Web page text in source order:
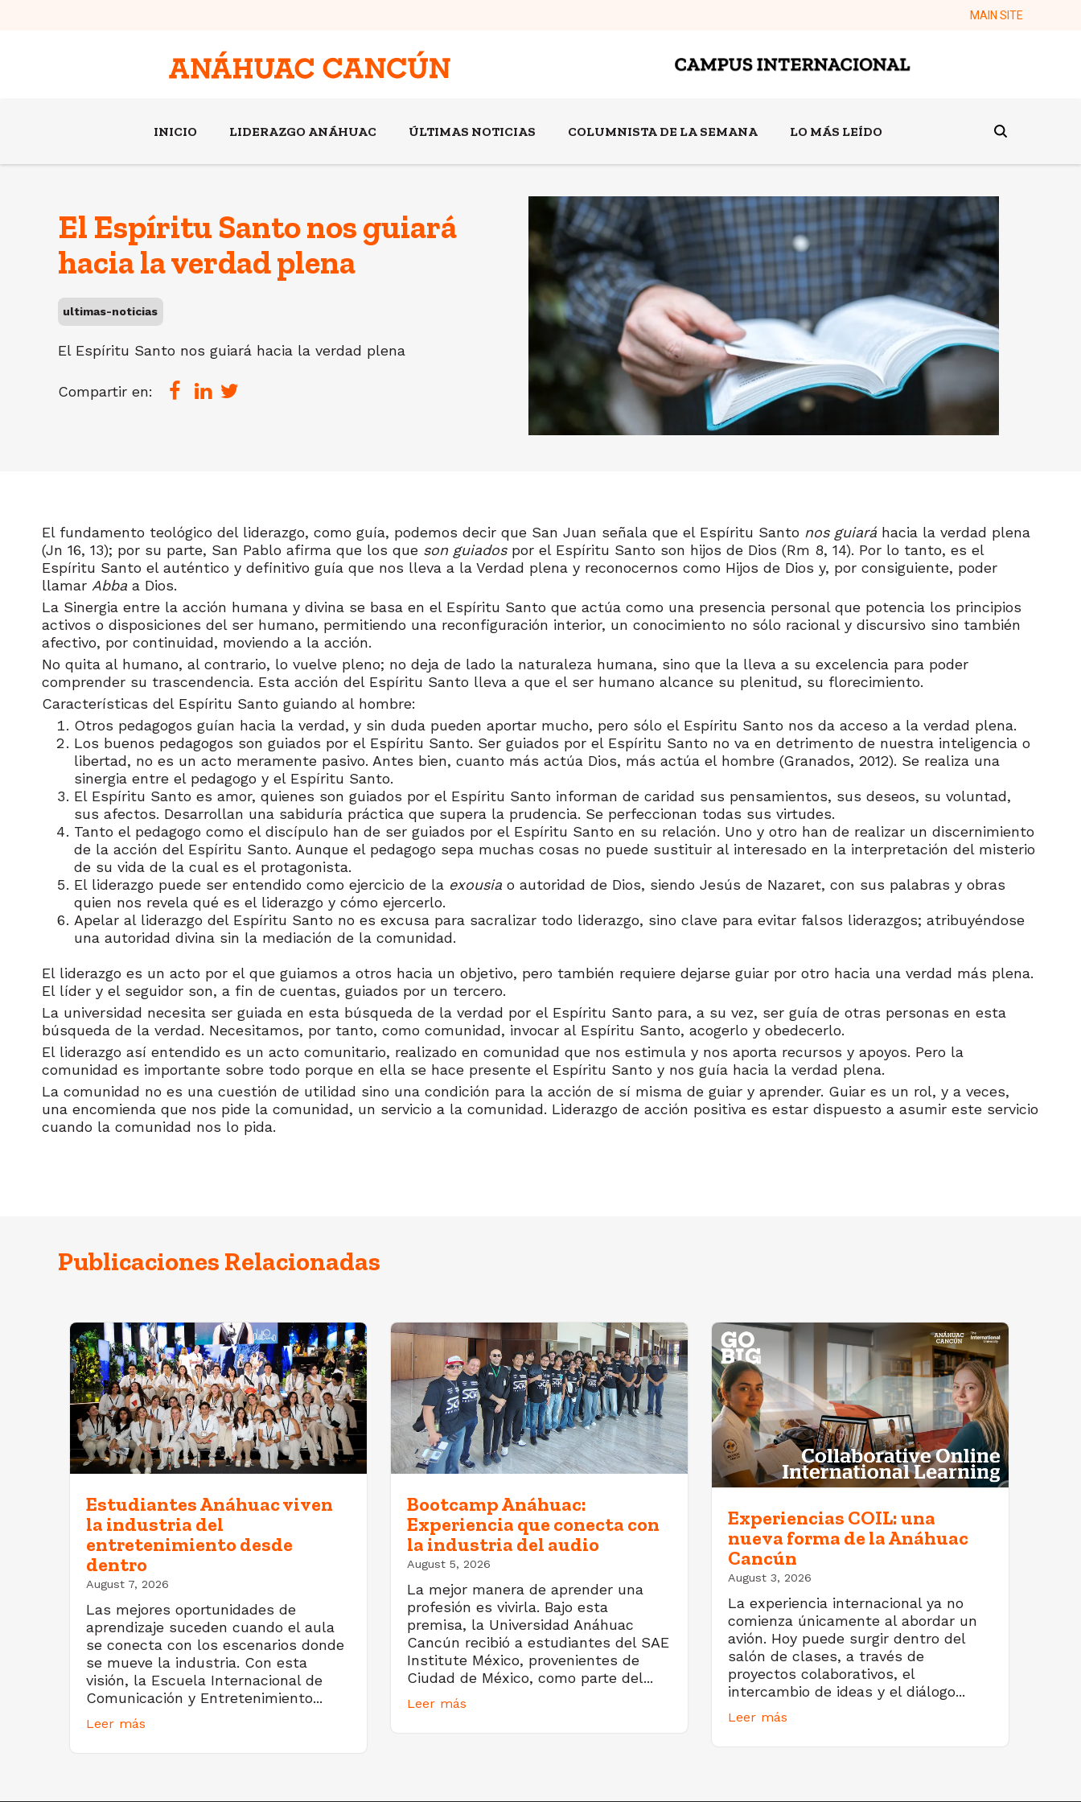
MAIN SITE
INICIO LIDERAZGO ANÁHUAC ÚLTIMAS NOTICIAS COLUMNISTA DE LA SEMANA LO MÁS LEÍDO
El Espíritu Santo nos guiará
hacia la verdad plena
ultimas-noticias
El Espíritu Santo nos guiará hacia la verdad plena
Compartir en:
El fundamento teológico del liderazgo, como guía, podemos decir que San Juan señala que el Espíritu Santo nos guiará hacia la verdad plena
(Jn 16, 13); por su parte, San Pablo afirma que los que son guiadospor el Espíritu Santo son hijos de Dios (Rm 8, 14). Por lo tanto, es el
Espíritu Santo el auténtico y definitivo guía que nos lleva a la Verdad plena y reconocernos como Hijos de Dios y, por consiguiente, poder
llamar Abba a Dios.
La Sinergia entre la acción humana y divina se basa en el Espíritu Santo que actúa como una presencia personal que potencia los principios
activos o disposiciones del ser humano, permitiendo una reconfiguración interior, un conocimiento no sólo racional y discursivo sino también
afectivo, por continuidad, moviendo a la acción.
No quita al humano, al contrario, lo vuelve pleno; no deja de lado la naturaleza humana, sino que la lleva a su excelencia para poder
comprender su trascendencia. Esta acción del Espíritu Santo lleva a que el ser humano alcance su plenitud, su florecimiento.
Características del Espíritu Santo guiando al hombre:
Otros pedagogos guían hacia la verdad, y sin duda pueden aportar mucho, pero sólo el Espíritu Santo nos da acceso a la verdad plena.
Los buenos pedagogos son guiados por el Espíritu Santo. Ser guiados por el Espíritu Santo no va en detrimento de nuestra inteligencia o
libertad, no es un acto meramente pasivo. Antes bien, cuanto más actúa Dios, más actúa el hombre (Granados, 2012). Se realiza una
sinergia entre el pedagogo y el Espíritu Santo.
El Espíritu Santo es amor, quienes son guiados por el Espíritu Santo informan de caridad sus pensamientos, sus deseos, su voluntad,
sus afectos. Desarrollan una sabiduría práctica que supera la prudencia. Se perfeccionan todas sus virtudes.
Tanto el pedagogo como el discípulo han de ser guiados por el Espíritu Santo en su relación. Uno y otro han de realizar un discernimiento
de la acción del Espíritu Santo. Aunque el pedagogo sepa muchas cosas no puede sustituir al interesado en la interpretación del misterio
de su vida de la cual es el protagonista.
El liderazgo puede ser entendido como ejercicio de la exousia o autoridad de Dios, siendo Jesús de Nazaret, con sus palabras y obras
quien nos revela qué es el liderazgo y cómo ejercerlo.
Apelar al liderazgo del Espíritu Santo no es excusa para sacralizar todo liderazgo, sino clave para evitar falsos liderazgos; atribuyéndose
una autoridad divina sin la mediación de la comunidad.
El liderazgo es un acto por el que guiamos a otros hacia un objetivo, pero también requiere dejarse guiar por otro hacia una verdad más plena.
El líder y el seguidor son, a fin de cuentas, guiados por un tercero.
La universidad necesita ser guiada en esta búsqueda de la verdad por el Espíritu Santo para, a su vez, ser guía de otras personas en esta
búsqueda de la verdad. Necesitamos, por tanto, como comunidad, invocar al Espíritu Santo, acogerlo y obedecerlo.
El liderazgo así entendido es un acto comunitario, realizado en comunidad que nos estimula y nos aporta recursos y apoyos. Pero la
comunidad es importante sobre todo porque en ella se hace presente el Espíritu Santo y nos guía hacia la verdad plena.
La comunidad no es una cuestión de utilidad sino una condición para la acción de sí misma de guiar y aprender. Guiar es un rol, y a veces,
una encomienda que nos pide la comunidad, un servicio a la comunidad. Liderazgo de acción positiva es estar dispuesto a asumir este servicio
cuando la comunidad nos lo pida.
Publicaciones Relacionadas
Estudiantes Anáhuac viven
la industria del
entretenimiento desde
dentro
August 7, 2026
Las mejores oportunidades de
aprendizaje suceden cuando el aula
se conecta con los escenarios donde
se mueve la industria. Con esta
visión, la Escuela Internacional de
Comunicación y Entretenimiento...
Leer más
Bootcamp Anáhuac:
Experiencia que conecta con
la industria del audio
August 5, 2026
La mejor manera de aprender una
profesión es vivirla. Bajo esta
premisa, la Universidad Anáhuac
Cancún recibió a estudiantes del SAE
Institute México, provenientes de
Ciudad de México, como parte del...
Leer más
Experiencias COIL: una
nueva forma de la Anáhuac
Cancún
August 3, 2026
La experiencia internacional ya no
comienza únicamente al abordar un
avión. Hoy puede surgir dentro del
salón de clases, a través de
proyectos colaborativos, el
intercambio de ideas y el diálogo...
Leer más